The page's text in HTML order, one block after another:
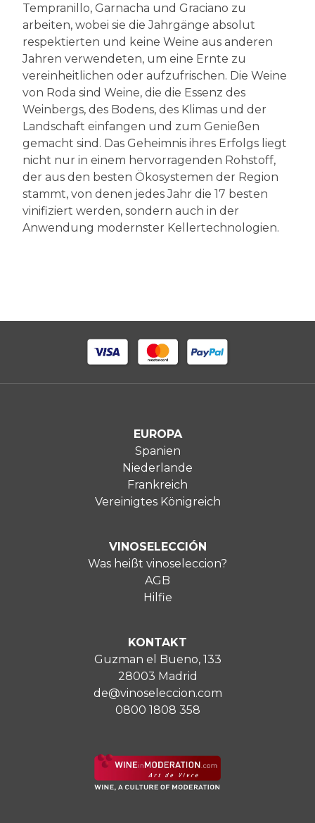
Tempranillo, Garnacha und Graciano zu
arbeiten, wobei sie die Jahrgänge absolut
respektierten und keine Weine aus anderen
Jahren verwendeten, um eine Ernte zu
vereinheitlichen oder aufzufrischen. Die Weine
von Roda sind Weine, die die Essenz des
Weinbergs, des Bodens, des Klimas und der
Landschaft einfangen und zum Genießen
gemacht sind. Das Geheimnis ihres Erfolgs liegt
nicht nur in einem hervorragenden Rohstoff,
der aus den besten Ökosystemen der Region
stammt, von denen jedes Jahr die 17 besten
vinifiziert werden, sondern auch in der
Anwendung modernster Kellertechnologien.
EUROPA
Spanien
Niederlande
Frankreich
Vereinigtes Königreich
VINOSELECCIÓN
Was heißt vinoseleccion?
AGB
Hilfie
KONTAKT
Guzman el Bueno, 133
28003 Madrid
de@vinoseleccion.com
0800 1808 358